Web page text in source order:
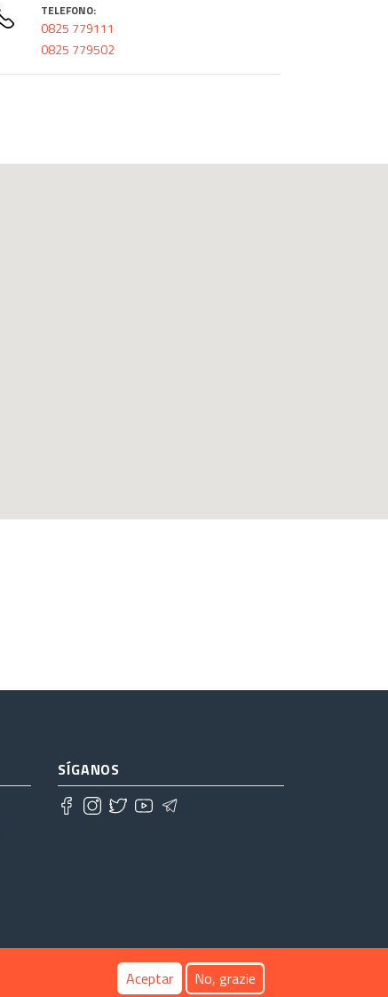
TELEFONO:
0825 779111
0825 779502
SÍGANOS
Aceptar No, grazie